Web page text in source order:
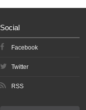
Social
Facebook
Twitter
RSS